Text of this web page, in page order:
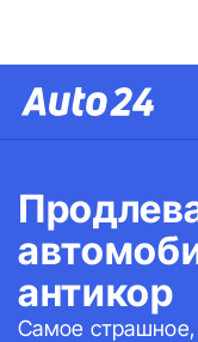
антикор
Самое страшное,